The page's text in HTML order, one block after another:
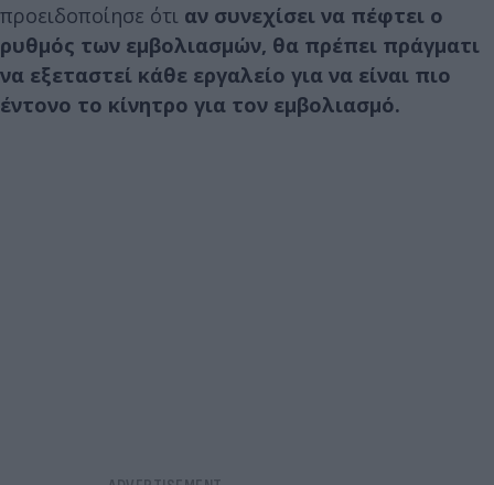
προειδοποίησε ότι αν συνεχίσει να πέφτει ο
ρυθμός των εμβολιασμών, θα πρέπει πράγματι
να εξεταστεί κάθε εργαλείο για να είναι πιο
έντονο το κίνητρο για τον εμβολιασμό.